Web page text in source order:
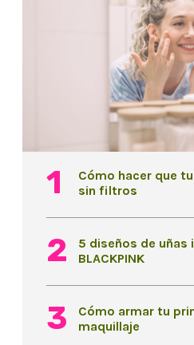
Cómo hacer que
sin filtros
5 diseños de uñas
BLACKPINK
Cómo armar tu
maquillaje